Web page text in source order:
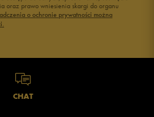
oraz prawo wniesienia skargi do organu
o ochronie prywatności można
CHAT